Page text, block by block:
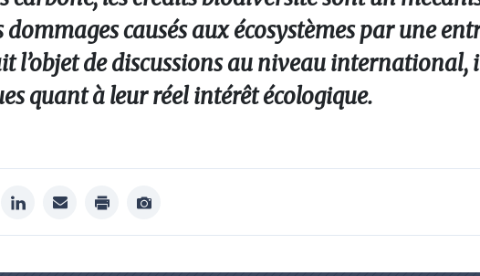
causés aux écosystèmes par une
l’objet de discussions au niveau international,
quant à leur réel intérêt écologique.
linkedinmail print
Afficher